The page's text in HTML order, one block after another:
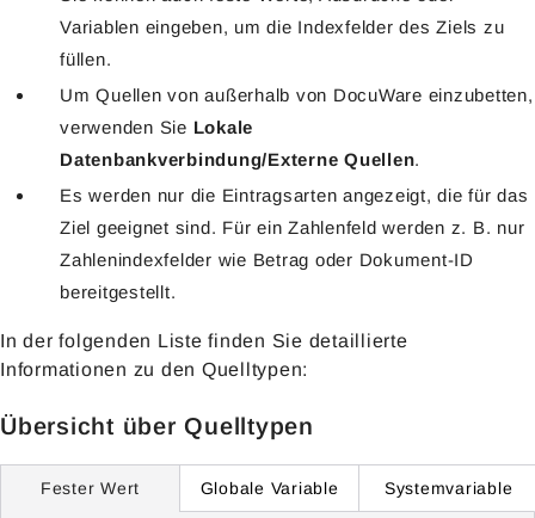
Variablen eingeben, um die Indexfelder des Ziels zu
füllen.
Um Quellen von außerhalb von DocuWare einzubetten,
verwenden Sie Lokale
Datenbankverbindung/Externe Quellen.
Es werden nur die Eintragsarten angezeigt, die für das
Ziel geeignet sind. Für ein Zahlenfeld werden z. B. nur
Zahlenindexfelder wie Betrag oder Dokument-ID
bereitgestellt.
In der folgenden Liste finden Sie detaillierte
Informationen zu den Quelltypen:
Übersicht über Quelltypen
Fester Wert Globale Variable Systemvariable